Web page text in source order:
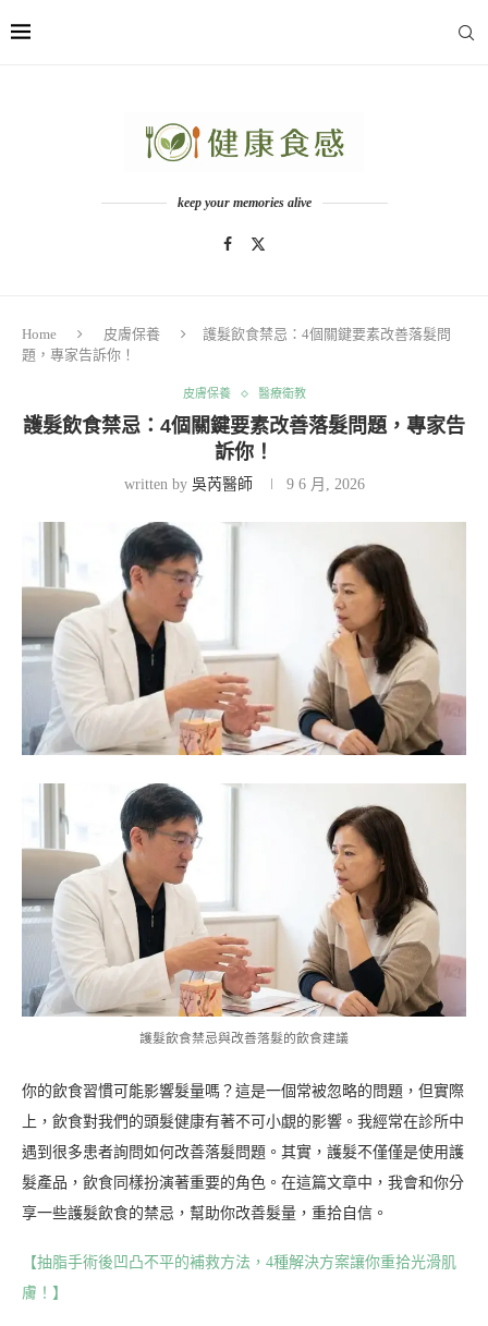
keep your memories alive
Home 皮膚保養
護髮飲食禁忌：4個關鍵要素改善落髮問
題，專家告訴你！
皮膚保養 醫療衛教
護髮飲食禁忌：4個關鍵要素改善落髮問題，專家告
訴你！
written by 吳芮醫師 9 6 月, 2026
護髮飲食禁忌與改善落髮的飲食建議
你的飲食習慣可能影響髮量嗎？這是一個常被忽略的問題，但實際
上，飲食對我們的頭髮健康有著不可小覷的影響。我經常在診所中
遇到很多患者詢問如何改善落髮問題。其實，護髮不僅僅是使用護
髮產品，飲食同樣扮演著重要的角色。在這篇文章中，我會和你分
享一些護髮飲食的禁忌，幫助你改善髮量，重拾自信。
【抽脂手術後凹凸不平的補救方法，4種解決方案讓你重拾光滑肌
膚！】